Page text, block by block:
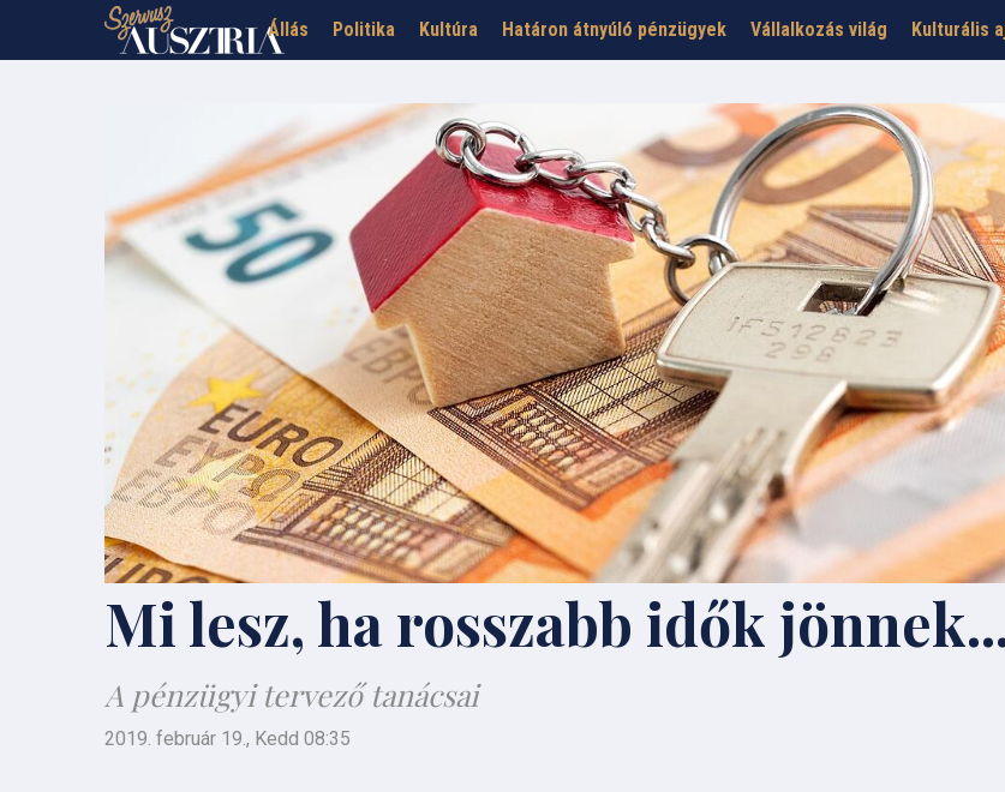
Állás Politika Kultúra Határon átnyúló pénzügyek Vállalkozás világ Kulturális
Mi lesz, ha rosszabb idők
A pénzügyi tervező tanácsai
2019. február 19., Kedd 08:35